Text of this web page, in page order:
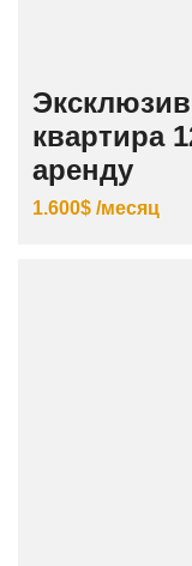
квартира
аренду
1.600$ /месяц